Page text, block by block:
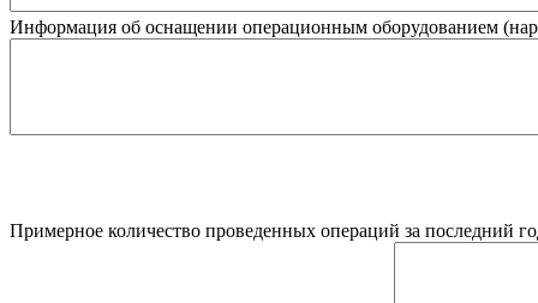
Информация об оснащении операционным оборудованием
Примерное количество проведенных операций за последний